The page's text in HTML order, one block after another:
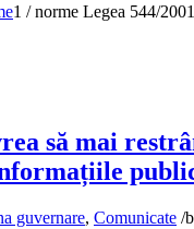
1 / norme Legea 544/2001
să mai
guvernare, Comunicate /